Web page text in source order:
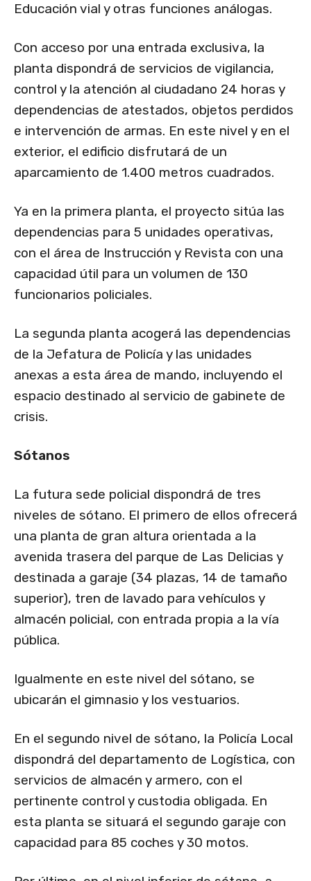
Educación vial y otras funciones análogas.
Con acceso por una entrada exclusiva, la
planta dispondrá de servicios de vigilancia,
control y la atención al ciudadano 24 horas y
dependencias de atestados, objetos perdidos
e intervención de armas. En este nivel y en el
exterior, el edificio disfrutará de un
aparcamiento de 1.400 metros cuadrados.
Ya en la primera planta, el proyecto sitúa las
dependencias para 5 unidades operativas,
con el área de Instrucción y Revista con una
capacidad útil para un volumen de 130
funcionarios policiales.
La segunda planta acogerá las dependencias
de la Jefatura de Policía y las unidades
anexas a esta área de mando, incluyendo el
espacio destinado al servicio de gabinete de
crisis.
Sótanos
La futura sede policial dispondrá de tres
niveles de sótano. El primero de ellos ofrecerá
una planta de gran altura orientada a la
avenida trasera del parque de Las Delicias y
destinada a garaje (34 plazas, 14 de tamaño
superior), tren de lavado para vehículos y
almacén policial, con entrada propia a la vía
pública.
Igualmente en este nivel del sótano, se
ubicarán el gimnasio y los vestuarios.
En el segundo nivel de sótano, la Policía Local
dispondrá del departamento de Logística, con
servicios de almacén y armero, con el
pertinente control y custodia obligada. En
esta planta se situará el segundo garaje con
capacidad para 85 coches y 30 motos.